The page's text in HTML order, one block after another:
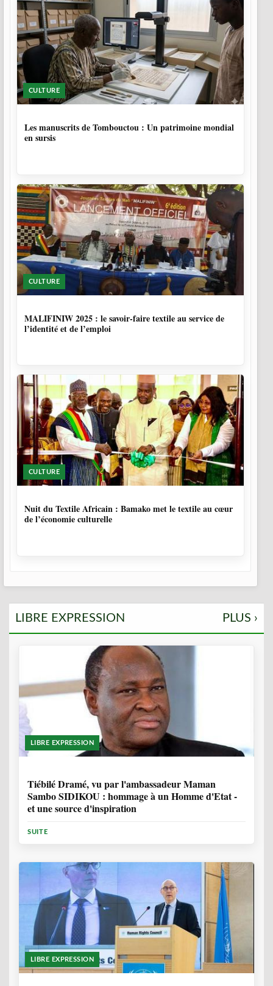
CULTURE
Les manuscrits de Tombouctou : Un patrimoine mondial
en sursis
CULTURE
MALIFINIW 2025 : le savoir-faire textile au service de
l’identité et de l’emploi
CULTURE
Nuit du Textile Africain : Bamako met le textile au cœur
de l’économie culturelle
LIBRE EXPRESSION PLUS ›
LIBRE EXPRESSION
Tiébilé Dramé, vu par l'ambassadeur Maman
Sambo SIDIKOU : hommage à un Homme d'Etat -
et une source d'inspiration
SUITE
LIBRE EXPRESSION